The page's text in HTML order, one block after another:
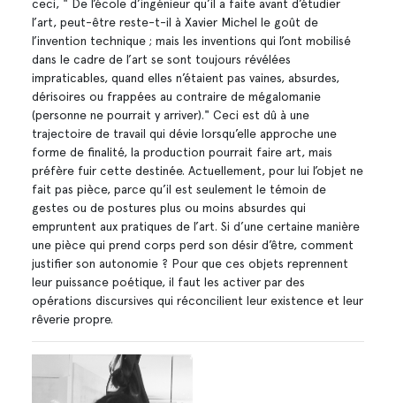
ceci, " De l’école d’ingénieur qu’il a faite avant d’étudier
l’art, peut-être reste-t-il à Xavier Michel le goût de
l’invention technique ; mais les inventions qui l’ont mobilisé
dans le cadre de l’art se sont toujours révélées
impraticables, quand elles n’étaient pas vaines, absurdes,
dérisoires ou frappées au contraire de mégalomanie
(personne ne pourrait y arriver)." Ceci est dû à une
trajectoire de travail qui dévie lorsqu’elle approche une
forme de finalité, la production pourrait faire art, mais
préfère fuir cette destinée. Actuellement, pour lui l’objet ne
fait pas pièce, parce qu’il est seulement le témoin de
gestes ou de postures plus ou moins absurdes qui
empruntent aux pratiques de l’art. Si d’une certaine manière
une pièce qui prend corps perd son désir d’être, comment
justifier son autonomie ? Pour que ces objets reprennent
leur puissance poétique, il faut les activer par des
opérations discursives qui réconcilient leur existence et leur
rêverie propre.